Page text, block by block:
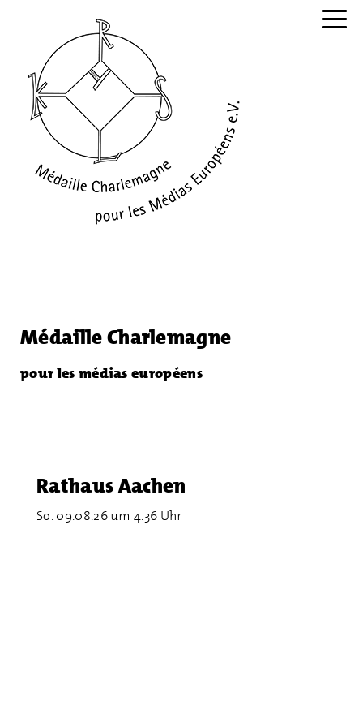
Médaille Charlemagne
pour les médias européens
Rathaus Aachen
So. 09.08.26 um 4.36 Uhr